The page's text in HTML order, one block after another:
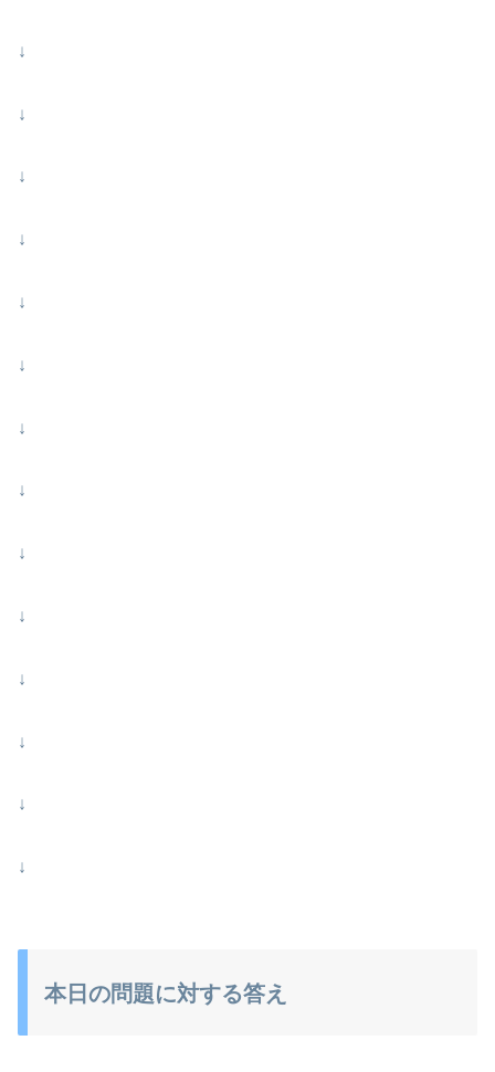
↓
↓
↓
↓
↓
↓
↓
↓
↓
↓
↓
↓
↓
↓
本日の問題に対する答え